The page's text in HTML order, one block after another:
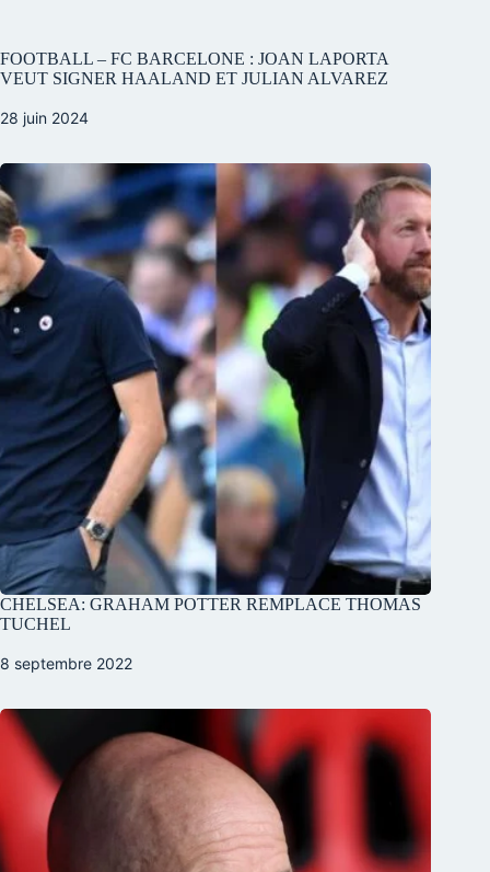
FOOTBALL – FC BARCELONE : JOAN LAPORTA
VEUT SIGNER HAALAND ET JULIAN ALVAREZ
28 juin 2024
CHELSEA: GRAHAM POTTER REMPLACE THOMAS
TUCHEL
8 septembre 2022